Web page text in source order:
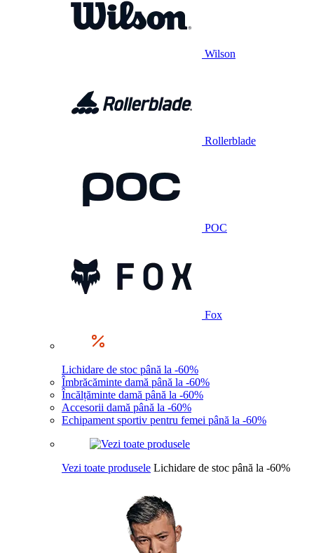
Wilson
Rollerblade
POC
Fox
Lichidare de stoc până la -60%
Îmbrăcăminte damă până la -60%
Încălțăminte damă până la -60%
Accesorii damă până la -60%
Echipament sportiv pentru femei până la -60%
Vezi toate produsele Lichidare de stoc până la -60%